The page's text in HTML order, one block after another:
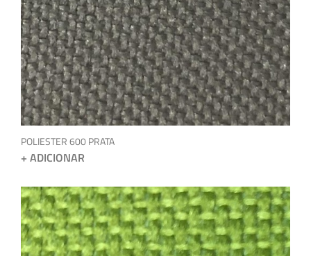
POLIESTER 600 PRATA
+ ADICIONAR